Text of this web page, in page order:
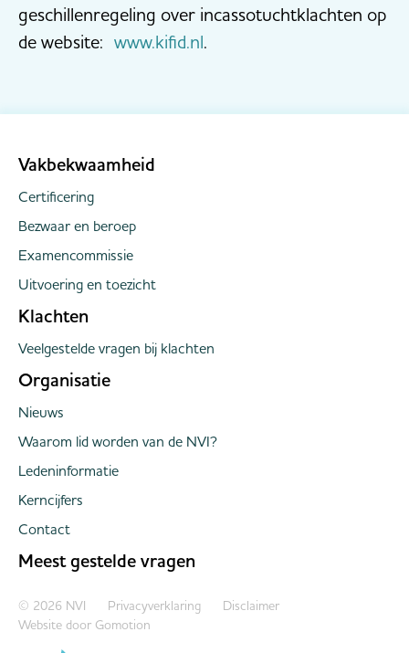
geschillenregeling over incassotuchtklachten op
de website: www.kifid.nl.
Vakbekwaamheid
Certificering
Bezwaar en beroep
Examencommissie
Uitvoering en toezicht
Klachten
Veelgestelde vragen bij klachten
Organisatie
Nieuws
Waarom lid worden van de NVI?
Ledeninformatie
Kerncijfers
Contact
Meest gestelde vragen
Copyright navigation
© 2026 NVI Privacyverklaring
Disclaimer
Website door Gomotion